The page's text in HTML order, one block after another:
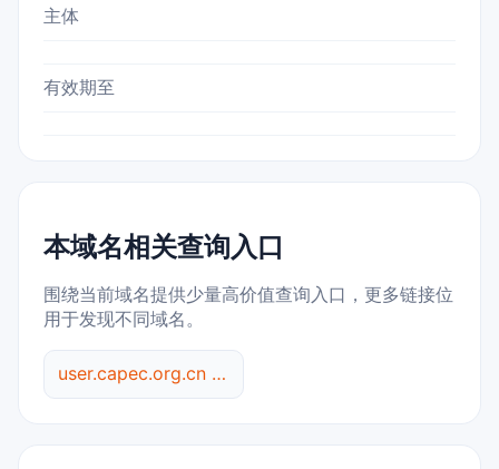
主体
有效期至
本域名相关查询入口
围绕当前域名提供少量高价值查询入口，更多链接位
用于发现不同域名。
user.capec.org.cn 综合查询